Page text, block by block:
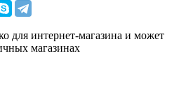
для интернет-магазина и может
магазинах